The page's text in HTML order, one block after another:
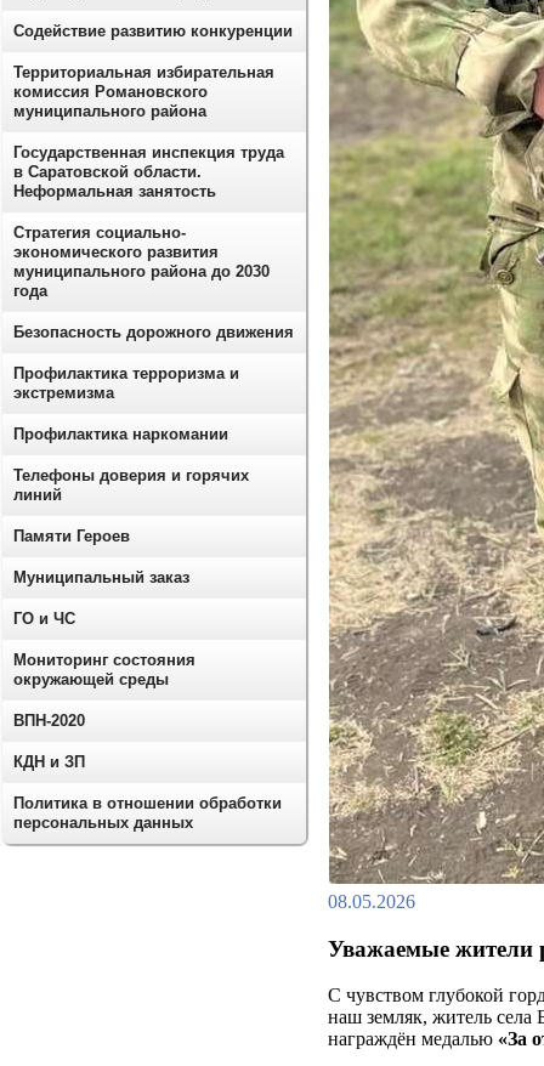
08.05.2026
Уважаемые жители
С чувством глубокой
наш земляк, житель
награждён медалью «За
Содействие развитию конкуренции
Территориальная избирательная
комиссия Романовского
муниципального района
Государственная инспекция труда
в Саратовской области.
Неформальная занятость
Стратегия социально-
экономического развития
муниципального района до 2030
года
Безопасность дорожного движения
Профилактика терроризма и
экстремизма
Профилактика наркомании
Телефоны доверия и горячих
линий
Памяти Героев
Муниципальный заказ
ГО и ЧС
Мониторинг состояния
окружающей среды
ВПН-2020
КДН и ЗП
Политика в отношении обработки
персональных данных